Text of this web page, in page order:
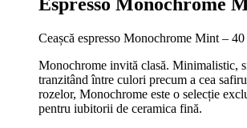
Espresso Monochrome
Ceașcă espresso Monochrome Mint –
Monochrome invită clasă. Minimalistic,
tranzitând între culori precum a cea
rozelor, Monochrome este o selecție
pentru iubitorii de ceramica fină.